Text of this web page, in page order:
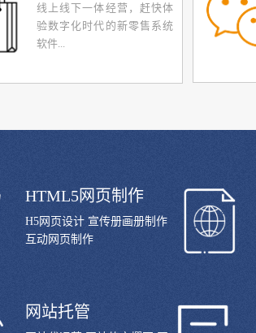
线上线下一体经营，赶快体
验数字化时代的新零售系统
软件...
HTML5网页制作
H5网页设计 宣传册画册制作
互动网页制作
网站托管